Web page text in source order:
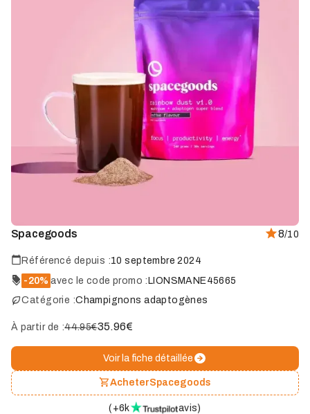
Spacegoods 8/10
Référencé depuis :10 septembre 2024
-20% avec le code promo :LIONSMANE45665
Catégorie :Champignons adaptogènes
À partir de :44.95€35.96€
Voir la fiche détaillée
AcheterSpacegoods
( +6k avis)